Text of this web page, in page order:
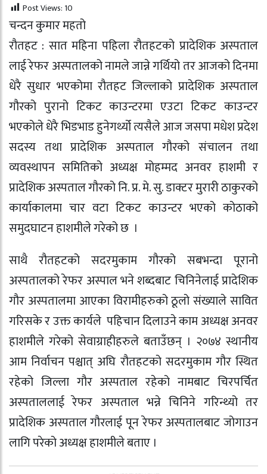
Post Views: 10
चन्दन कुमार महतो
राैतहट : सात महिना पहिला रौतहटको प्रादेशिक अस्पताल
लाई रेफर अस्पतालको नामले जान्ने गर्थियो तर आजको दिनमा
धेरै सुधार भएकोमा रौतहट जिल्लाको प्रादेशिक अस्पताल
गौरको पुरानो टिकट काउन्टरमा एउटा टिकट काउन्टर
भएकोले धेरै भिडभाड हुनेगर्थ्यो त्यसैले आज जसपा मधेश प्रदेश
सदस्य तथा प्रादेशिक अस्पताल गौरको संचालन तथा
व्यवस्थापन समितिको अध्यक्ष मोहम्मद अनवर हाशमी र
प्रादेशिक अस्पताल गौरको नि. प्र. मे. सु. डाक्टर मुरारी ठाकुरको
कार्याकालमा चार वटा टिकट काउन्टर भएको कोठाको
समुदघाटन हाशमीले गरेको छ ।
साथै रौतहटको सदरमुकाम गौरको सबभन्दा पूरानो
अस्पतालको रेफर अस्पाल भने शब्दबाट चिनिनेलाई प्रादेशिक
गौर अस्पतालमा आएका विरामीहरुको ठूलो संख्याले सावित
गरिसके र उक्त कार्यले पहिचान दिलाउने काम अध्यक्ष अनवर
हाशमीले गरेको सेवाग्राहीहरुले बताउँछन् । २०७४ स्थानीय
आम निर्वाचन पश्चात् अघि रौतहटको सदरमुकाम गौर स्थित
रहेको जिल्ला गौर अस्पताल रहेको नामबाट चिरपर्चित
अस्पताललाई रेफर अस्पताल भन्ने चिनिने गरिन्थ्यो तर
प्रादेशिक अस्पताल गौरलाई पून रेफर अस्पतालबाट जोगाउन
लागि परेको अध्यक्ष हाशमीले बताए ।